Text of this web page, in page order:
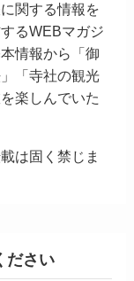
関する情報を
るWEBマガジ
情報から「御
「寺社の観光
楽しんでいた
は固く禁じま
ださい